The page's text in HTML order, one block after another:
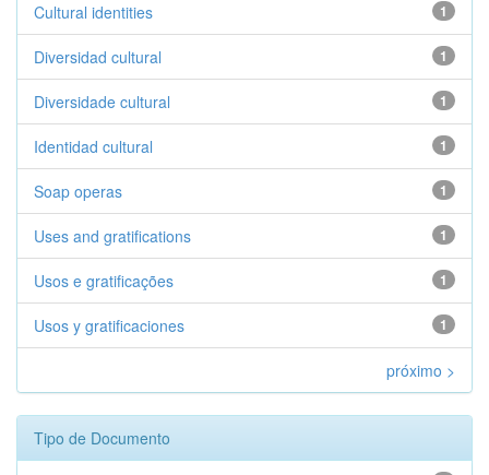
1
Cultural identities
1
Diversidad cultural
1
Diversidade cultural
1
Identidad cultural
1
Soap operas
1
Uses and gratifications
1
Usos e gratificações
1
Usos y gratificaciones
próximo >
Tipo de Documento